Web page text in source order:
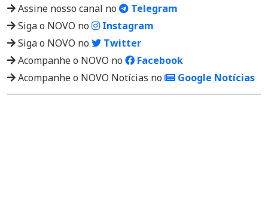
Assine nosso canal no
Telegram
Siga o NOVO no
Instagram
Siga o NOVO no
Twitter
Acompanhe o NOVO no
Facebook
Acompanhe o NOVO Notícias no
Google Notícias